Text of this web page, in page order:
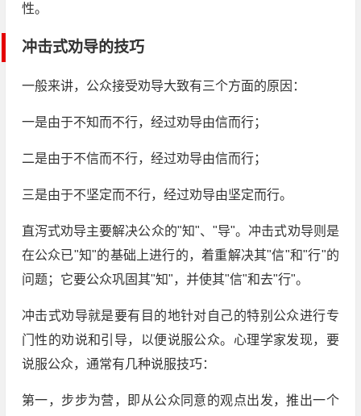
性。
冲击式劝导的技巧
一般来讲，公众接受劝导大致有三个方面的原因：
一是由于不知而不行，经过劝导由信而行；
二是由于不信而不行，经过劝导由信而行；
三是由于不坚定而不行，经过劝导由坚定而行。
直泻式劝导主要解决公众的"知"、"导"。冲击式劝导则是
在公众已"知"的基础上进行的，着重解决其"信"和"行"的
问题；它要公众巩固其"知"，并使其"信"和去"行"。
冲击式劝导就是要有目的地针对自己的特别公众进行专
门性的劝说和引导，以便说服公众。心理学家发现，要
说服公众，通常有几种说服技巧：
第一，步步为营，即从公众同意的观点出发，推出一个